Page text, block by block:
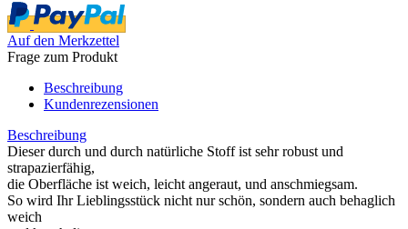
Auf den Merkzettel
Frage zum Produkt
Beschreibung
Kundenrezensionen
Beschreibung
Dieser durch und durch natürliche Stoff ist sehr robust und
strapazierfähig,
die Oberfläche ist weich, leicht angeraut, und anschmiegsam.
So wird Ihr Lieblingsstück nicht nur schön, sondern auch behaglich
weich